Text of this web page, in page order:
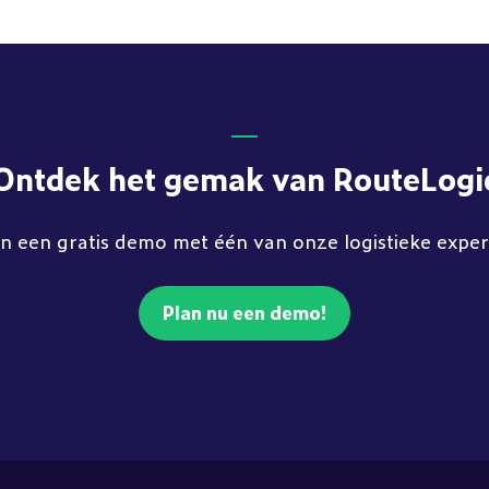
het gemak van
een gratis demo met één van onze logistieke
Plan nu een demo!